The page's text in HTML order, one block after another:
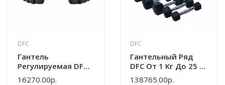
DFC
Гантель
Регулируемая DFC
2,5 - 24 Кг SQ-DB003
16270.00р.
DFC
Гантельный Ряд
DFC От 1 Кг До 25 Кг
DB001-1_25
138765.00р.